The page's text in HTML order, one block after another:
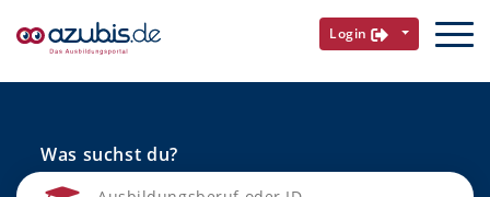
Login
Was suchst du?